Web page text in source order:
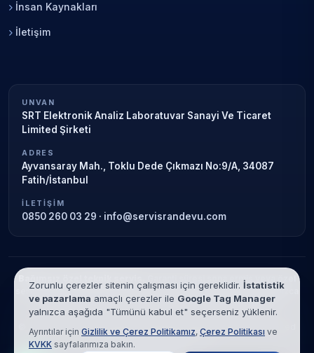
İnsan Kaynakları
İletişim
UNVAN
SRT Elektronik Analiz Laboratuvar Sanayi Ve Ticaret
Limited Şirketi
ADRES
Ayvansaray Mah., Toklu Dede Çıkmazı No:9/A, 34087
Fatih/İstanbul
İLETIŞIM
0850 260 03 29 · info@servisrandevu.com
Garanti süresi sona ermiş veya özel
servis kapsamındaki cihazlar için hizmet verilir. Marka adları yalnızca
tanımlama amaçlıdır; yetkili servis ilişkisi bulunmamaktadır.
© 2026 SRT Elektronik Analiz Laboratuvar Sanayi Ve Ticaret Limited
Şirketi. Tüm hakları saklıdır.
Zorunlu çerezler sitenin çalışması için gereklidir. İstatistik
ve pazarlama amaçlı çerezler ile Google Tag Manager
yalnızca aşağıda "Tümünü kabul et" seçerseniz yüklenir.
Ayrıntılar için Gizlilik ve Çerez Politikamız, Çerez Politikası ve
KVKK sayfalarımıza bakın.